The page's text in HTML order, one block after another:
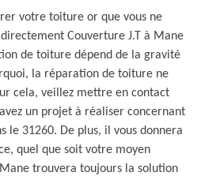
votre toiture or que vous ne
Couverture J.T à Mane
de toiture dépend de la gravité
la réparation de toiture ne
cela, veillez mettre en contact
un projet à réaliser concernant
le 31260. De plus, il vous donnera
quel que soit votre moyen
trouvera toujours la solution